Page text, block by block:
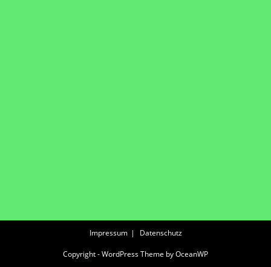
Impressum Datenschutz
Copyright - WordPress Theme by OceanWP